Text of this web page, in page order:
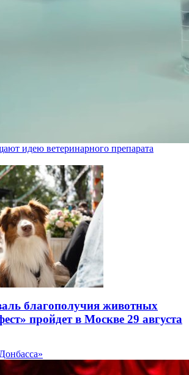
идею ветеринарного препарата
благополучия животных
пройдет в Москве 29 августа